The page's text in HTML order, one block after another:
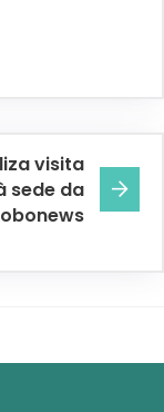
visita
sede da